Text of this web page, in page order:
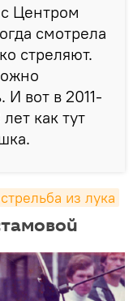
Центром
смотрела
стреляют.
И вот в 2011-
как тут
из лука